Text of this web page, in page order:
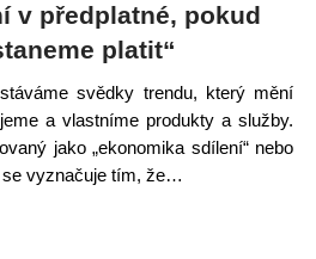
v předplatné, pokud
platit“
svědky trendu, který mění
a vlastníme produkty a služby.
jako „ekonomika sdílení“ nebo
se vyznačuje tím, že…